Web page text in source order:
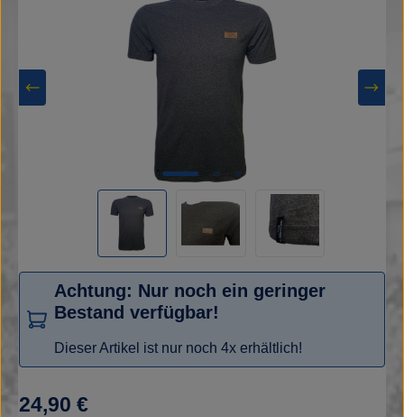
Achtung: Nur noch ein geringer
Bestand verfügbar!
Dieser Artikel ist nur noch 4x erhältlich!
Regulärer Preis:
24,90 €